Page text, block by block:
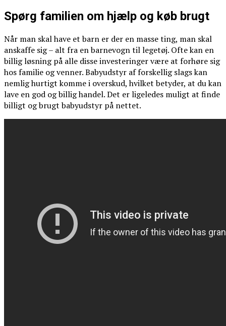
Spørg familien om hjælp og køb brugt
Når man skal have et barn er der en masse ting, man skal
anskaffe sig – alt fra en barnevogn til legetøj. Ofte kan en
billig løsning på alle disse investeringer være at forhøre sig
hos familie og venner. Babyudstyr af forskellig slags kan
nemlig hurtigt komme i overskud, hvilket betyder, at du kan
lave en god og billig handel. Det er ligeledes muligt at finde
billigt og brugt babyudstyr på nettet.